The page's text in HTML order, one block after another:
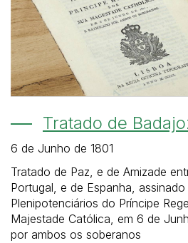
Tratado de
6 de Junho de 1801
Tratado de Paz, e de Amizade
Portugal, e de Espanha,
Plenipotenciários do Príncipe
Majestade Católica, em 6 de
por ambos os soberanos